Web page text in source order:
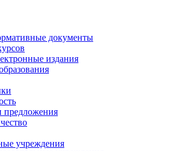
документы
издания
учреждения